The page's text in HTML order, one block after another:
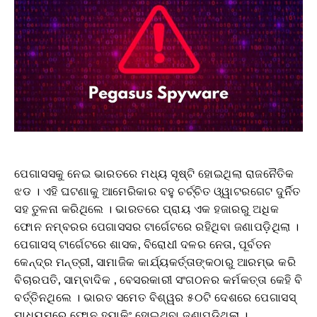
ପେଗାସସକୁ ନେଇ ଭାରତରେ ମଧ୍ୟ ସୃଷ୍ଟି ହୋଇଥିଲା ରାଜନୈତିକ
ଝଡ । ଏହି ଘଟଣାକୁ ଆମେରିକାର ବହୁ ଚର୍ଚ୍ଚିତ ଓ୍ୱାଟରଗେଟ ଦୁର୍ନିତ
ସହ ତୁଳନା କରିଥିଲେ । ଭାରତରେ ପ୍ରାୟ ଏକ ହଜାରରୁ ଅଧିକ
ଫୋନ ନମ୍ବରର ପେଗାସସର ଟାର୍ଗେଟରେ ରହିଥିବା ଜଣାପଡ଼ିଥିଲା ।
ପେଗାସସ୍ ଟାର୍ଗେଟରେ ଶାସକ, ବିରୋଧୀ ଦଳର ନେତା, ପୂର୍ବତନ
କେନ୍ଦ୍ର ମନ୍ତ୍ରୀ, ସାମାଜିକ କାର୍ଯ୍ୟକର୍ତ୍ତାଙ୍କଠାରୁ ଆରମ୍ଭ କରି
ବିଚାରପତି, ସାମ୍ବାଦିକ , ବେସରକାରୀ ସଂଗଠନର କର୍ମକତ୍ତା କେହି ବି
ବର୍ତ୍ତିନଥିଲେ । ଭାରତ ସମେତ ବିଶ୍ୱର ୫୦ଟି ଦେଶରେ ପେଗାସସ୍